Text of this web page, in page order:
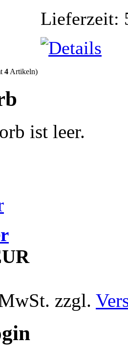
Lieferzeit:
4 Artikeln)
ist leer.
zzgl.